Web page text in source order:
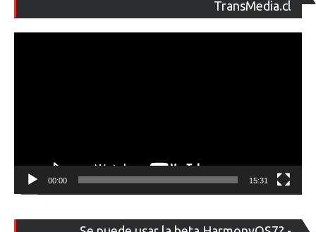
TransMedia.cl
00:00 15:31